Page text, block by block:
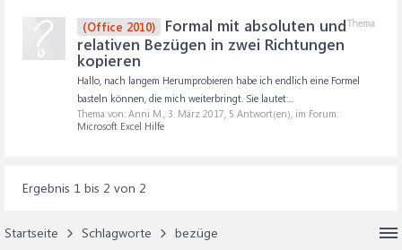
Thema
(Office 2010)
Formal mit absoluten und
relativen Bezügen in zwei Richtungen
kopieren
Hallo, nach langem Herumprobieren habe ich endlich eine Formel
basteln können, die mich weiterbringt. Sie lautet:...
Thema von: Anni M., 3. März 2017, 5 Antwort(en), im Forum:
Microsoft Excel Hilfe
Ergebnis 1 bis 2 von 2
Startseite Schlagworte bezüge